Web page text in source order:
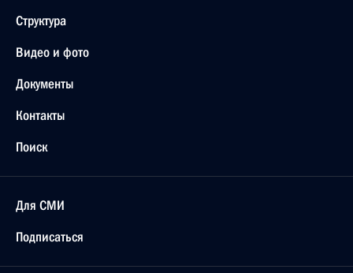
Структура
Видео и фото
Документы
Контакты
Поиск
Для СМИ
Подписаться